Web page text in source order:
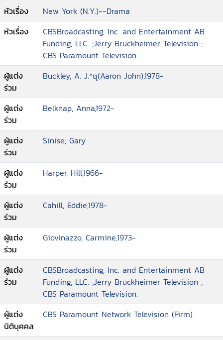
หัวเรื่อง
New York (N.Y.)--Drama
หัวเรื่อง
CBSBroadcasting, Inc. and Entertainment AB
Funding, LLC. ;Jerry Bruckheimer Television ;
CBS Paramount Television.
ผู้แต่ง
ร่วม
Buckley, A. J.^q(Aaron John),1978-
ผู้แต่ง
ร่วม
Belknap, Anna,1972-
ผู้แต่ง
ร่วม
Sinise, Gary
ผู้แต่ง
ร่วม
Harper, Hill,1966-
ผู้แต่ง
ร่วม
Cahill, Eddie,1978-
ผู้แต่ง
ร่วม
Giovinazzo, Carmine,1973-
ผู้แต่ง
ร่วม
CBSBroadcasting, Inc. and Entertainment AB
Funding, LLC. ;Jerry Bruckheimer Television ;
CBS Paramount Television.
ผู้แต่ง
นิติบุคคล
CBS Paramount Network Television (Firm)